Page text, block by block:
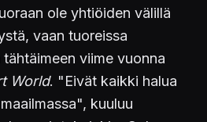
ole yhtiöiden välillä
vaan tuoreissa
viime vuonna
World. "Eivät kaikki halua
kuuluu